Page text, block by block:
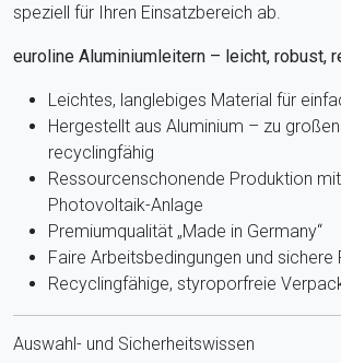
speziell für Ihren Einsatzbereich ab.
euroline Aluminiumleitern – leicht, robust,
Leichtes, langlebiges Material für
Hergestellt aus Aluminium – zu großen
recyclingfähig
Ressourcenschonende Produktion
Photovoltaik-Anlage
Premiumqualität „Made in Germany“
Faire Arbeitsbedingungen und sichere
Recyclingfähige, styroporfreie
Auswahl- und Sicherheitswissen